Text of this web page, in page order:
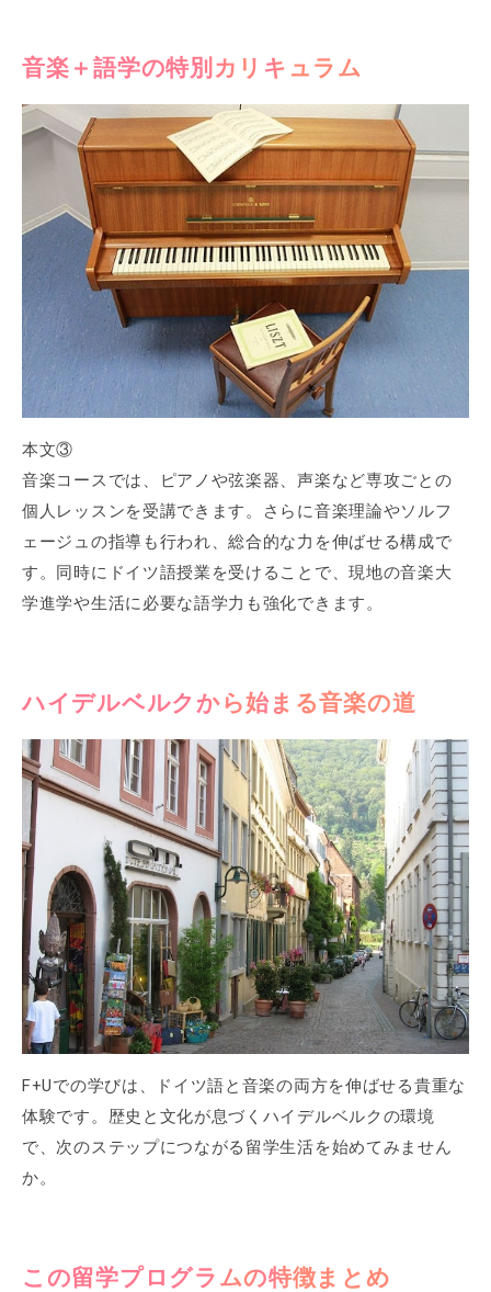
音楽＋語学の特別カリキュラム
本文③
音楽コースでは、ピアノや弦楽器、声楽など専攻ごとの
個人レッスンを受講できます。さらに音楽理論やソルフ
ェージュの指導も行われ、総合的な力を伸ばせる構成で
す。同時にドイツ語授業を受けることで、現地の音楽大
学進学や生活に必要な語学力も強化できます。
ハイデルベルクから始まる音楽の道
F+Uでの学びは、ドイツ語と音楽の両方を伸ばせる貴重な
体験です。歴史と文化が息づくハイデルベルクの環境
で、次のステップにつながる留学生活を始めてみません
か。
この留学プログラムの特徴まとめ